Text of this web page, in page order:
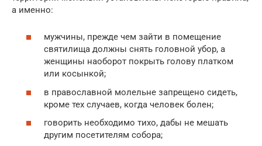
а именно:
мужчины, прежде чем зайти в помещение
святилища должны снять головной убор, а
женщины наоборот покрыть голову платком
или косынкой;
в православной молельне запрещено сидеть,
кроме тех случаев, когда человек болен;
говорить необходимо тихо, дабы не мешать
другим посетителям собора;